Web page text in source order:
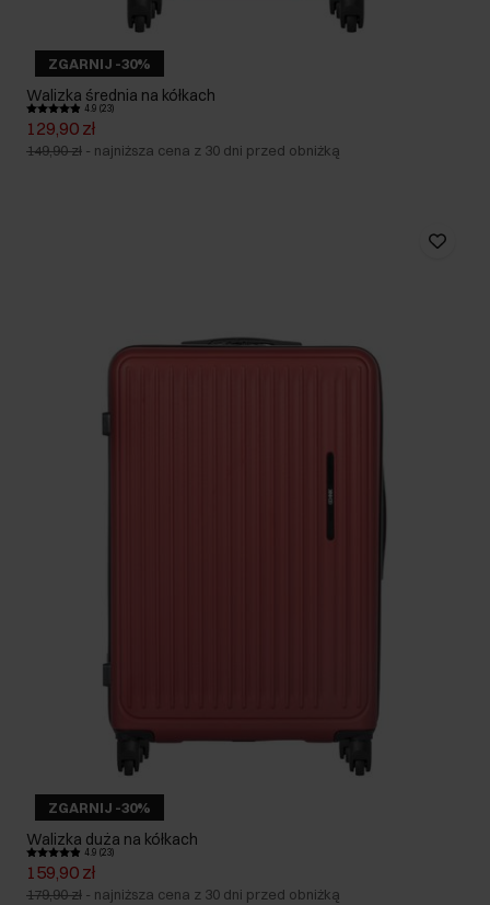
ZGARNIJ -30%
Walizka średnia na kółkach
4.9 (23)
129,90 zł
149,90 zł - najniższa cena z 30 dni przed obniżką
ZGARNIJ -30%
Walizka duża na kółkach
4.9 (23)
159,90 zł
179,90 zł - najniższa cena z 30 dni przed obniżką